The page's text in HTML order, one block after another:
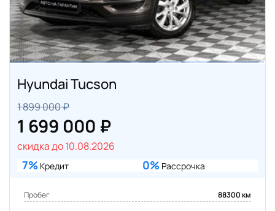
Hyundai Tucson
1 899 000 ₽
1 699 000 ₽
скидка до 10.08.2026
7% Кредит 0% Рассрочка
Пробег 88300 км